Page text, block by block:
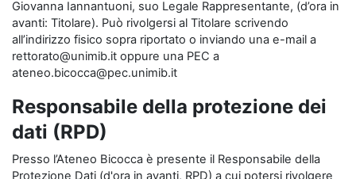
Giovanna Iannantuoni, suo Legale Rappresentante, (d’ora in
avanti: Titolare). Può rivolgersi al Titolare scrivendo
all’indirizzo fisico sopra riportato o inviando una e-mail a
rettorato@unimib.it oppure una PEC a
ateneo.bicocca@pec.unimib.it
Responsabile della protezione dei
dati (RPD)
Presso l’Ateneo Bicocca è presente il Responsabile della
Protezione Dati (d'ora in avanti, RPD) a cui potersi rivolgere